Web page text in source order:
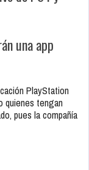
una app
PlayStation
quienes tengan
pues la compañía